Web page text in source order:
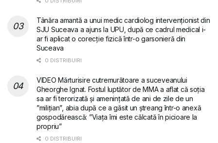
Tânăra amantă a unui medic cardiolog intervenționist din
SJU Suceava a ajuns la UPU, după ce cadrul medical i-
ar fi aplicat o corecție fizică într-o garsonieră din
Suceava
0 DISTRIBUIRI
VIDEO Mărturisire cutremurătoare a suceveanului
Gheorghe Ignat. Fostul luptător de MMA a aflat că soția
sa ar fi terorizată și amenințată de ani de zile de un
”milițian”, abia după ce a găsit un ștreang într-o anexă
gospodărească: ”Viața îmi este călcată în picioare la
propriu”
0 DISTRIBUIRI